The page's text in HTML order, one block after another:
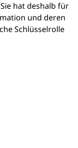
hat deshalb für
und deren
Schlüsselrolle